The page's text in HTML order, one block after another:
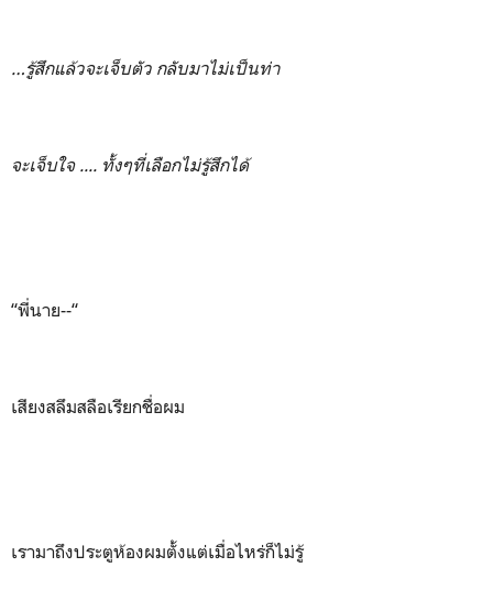
…รู้สึกแล้วจะเจ็บตัว กลับมาไม่เป็นท่า
จะเจ็บใจ .... ทั้งๆที่เลือกไม่รู้สึกได้
“พี่นาย--“
เสียงสลึมสลือเรียกชื่อผม
เรามาถึงประตูห้องผมตั้งแต่เมื่อไหร่ก็ไม่รู้